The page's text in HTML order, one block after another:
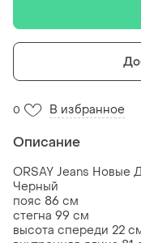
0 В избранное
Описание
ORSAY Jeans Новые
Черный
пояс 86 см
стегна 99 см
высота спереди 22